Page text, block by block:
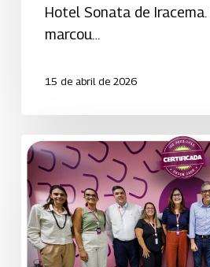
Hotel Sonata de
marcou…
15 de abril de 2026
Recertificação
ISO
9001:2015
reforça
compromisso